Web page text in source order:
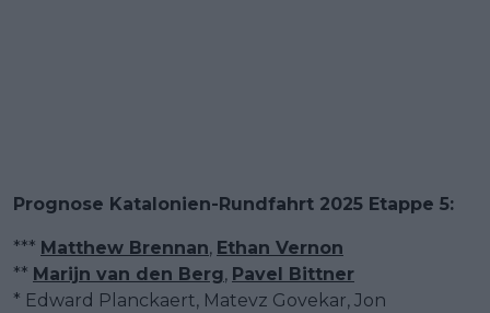
Prognose Katalonien-Rundfahrt 2025 Etappe 5:
*** Matthew Brennan, Ethan Vernon
** Marijn van den Berg, Pavel Bittner
* Edward Planckaert, Matevz Govekar, Jon